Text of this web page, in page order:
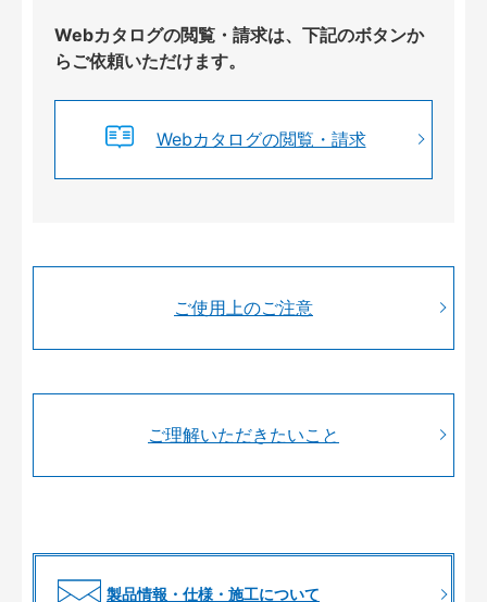
Webカタログの閲覧・請求は、下記のボタンか
らご依頼いただけます。
Webカタログの閲覧・請求
ご使用上のご注意
ご理解いただきたいこと
製品情報・仕様・施工について